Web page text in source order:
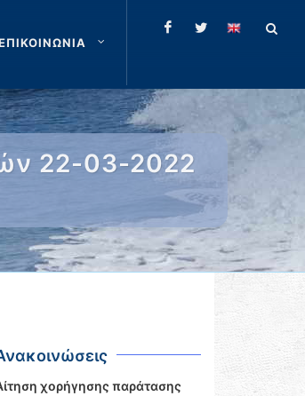
22-03-2022
χορήγησης παράτασης